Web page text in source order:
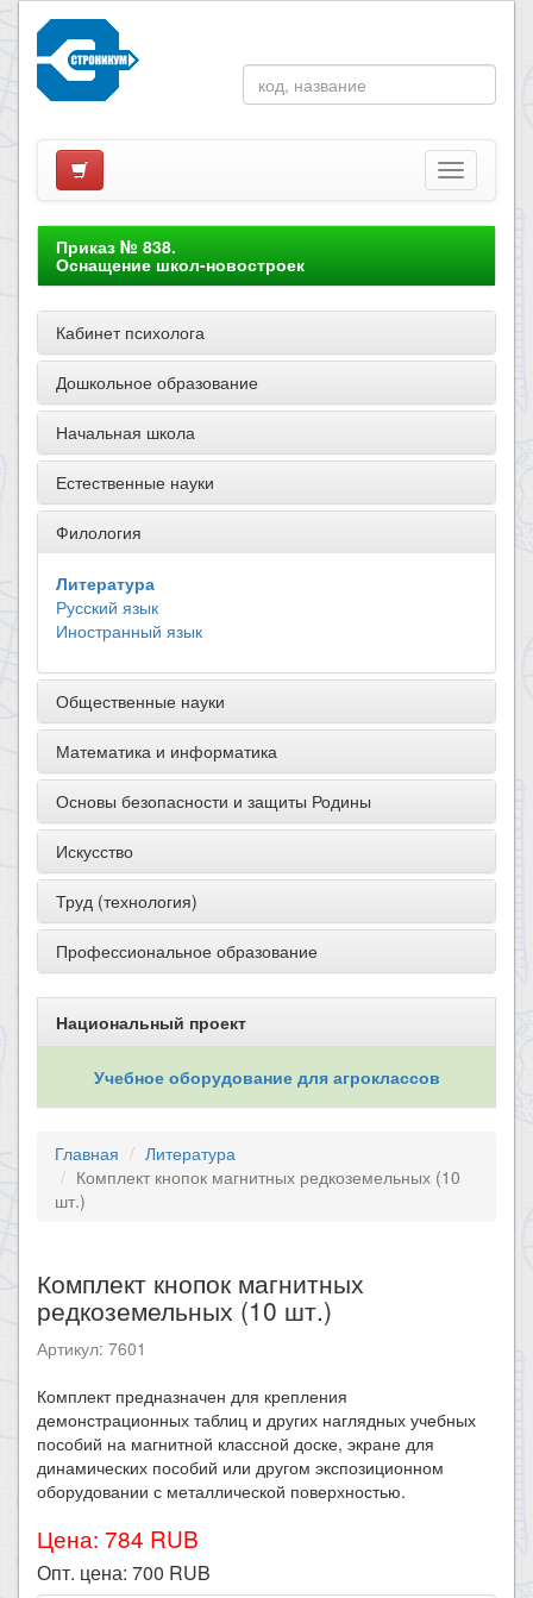
Приказ № 838.
Оснащение школ-новостроек
Кабинет психолога
Дошкольное образование
Начальная школа
Естественные науки
Филология
Литература
Русский язык
Иностранный язык
Общественные науки
Математика и информатика
Основы безопасности и защиты Родины
Искусство
Труд (технология)
Профессиональное образование
Национальный проект
Учебное оборудование для агроклассов
Главная
Литература
Комплект кнопок магнитных редкоземельных (10
шт.)
Комплект кнопок магнитных
редкоземельных (10 шт.)
Артикул: 7601
Комплект предназначен для крепления
демонстрационных таблиц и других наглядных учебных
пособий на магнитной классной доске, экране для
динамических пособий или другом экспозиционном
оборудовании с металлической поверхностью.
Цена: 784 RUB
Опт. цена: 700 RUB